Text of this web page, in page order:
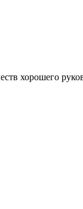
хорошего